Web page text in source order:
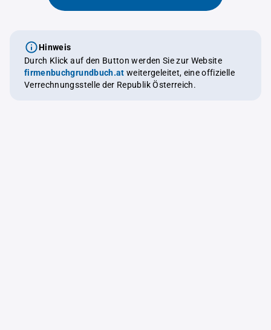
Hinweis
Durch Klick auf den Button werden Sie zur Website
firmenbuchgrundbuch.at weitergeleitet, eine offizielle
Verrechnungsstelle der Republik Österreich.